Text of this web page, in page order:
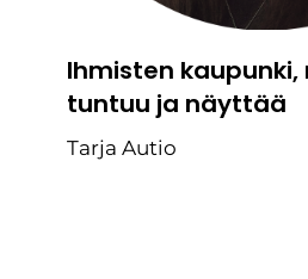
Ihmisten kaupunki,
tuntuu ja näyttää
Tarja Autio